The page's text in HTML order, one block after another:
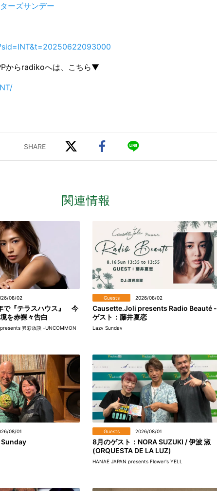
ーズサンデー
からradikoへは、こちら▼
関連情報
08/02
で『テラスハウス』 今
を赤裸々告白
異彩放談 -UNCOMMON
Guests 2026/08/02
Causette.Joli presents Radio Beauté -
ゲスト：藤井夏恋
Lazy Sunday
08/01 Guests 2026/08/01
8月のゲスト：NORA SUZUKI / 伊波 淑
(ORQUESTA DE LA LUZ)
HANAE JAPAN presents Flower's YELL